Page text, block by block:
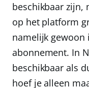
beschikbaar zijn,
op het platform
namelijk gewoon
abonnement. In
beschikbaar als
hoef je alleen